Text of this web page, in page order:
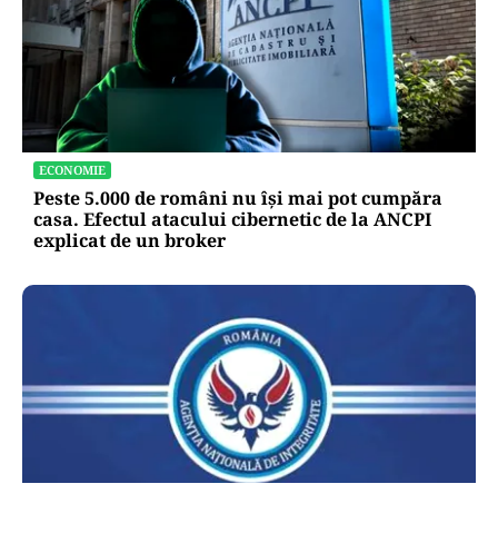
ECONOMIE
Peste 5.000 de români nu își mai pot cumpăra
casa. Efectul atacului cibernetic de la ANCPI
explicat de un broker